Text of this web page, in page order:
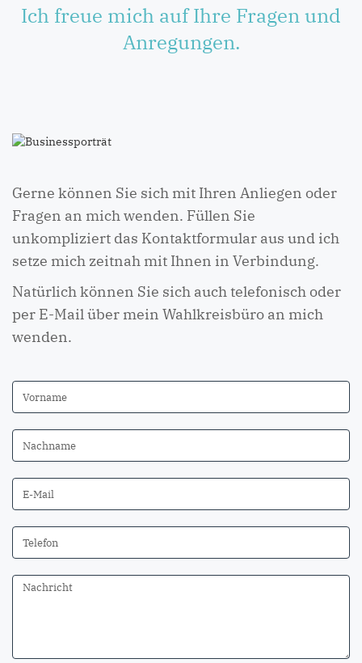
Ich freue mich auf Ihre Fragen und
Anregungen.
Gerne können Sie sich mit Ihren Anliegen oder
Fragen an mich wenden. Füllen Sie
unkompliziert das Kontaktformular aus und ich
setze mich zeitnah mit Ihnen in Verbindung.
Natürlich können Sie sich auch telefonisch oder
per E-Mail über mein Wahlkreisbüro an mich
wenden.